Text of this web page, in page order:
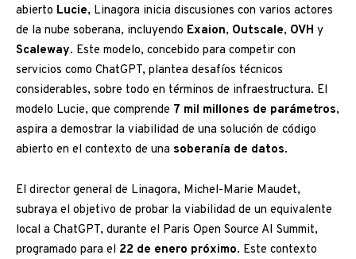
abierto Lucie, Linagora inicia discusiones con varios actores
de la nube soberana, incluyendo Exaion, Outscale, OVH y
Scaleway. Este modelo, concebido para competir con
servicios como ChatGPT, plantea desafíos técnicos
considerables, sobre todo en términos de infraestructura. El
modelo Lucie, que comprende 7 mil millones de parámetros,
aspira a demostrar la viabilidad de una solución de código
abierto en el contexto de una soberanía de datos.
El director general de Linagora, Michel-Marie Maudet,
subraya el objetivo de probar la viabilidad de un equivalente
local a ChatGPT, durante el Paris Open Source AI Summit,
programado para el 22 de enero próximo. Este contexto